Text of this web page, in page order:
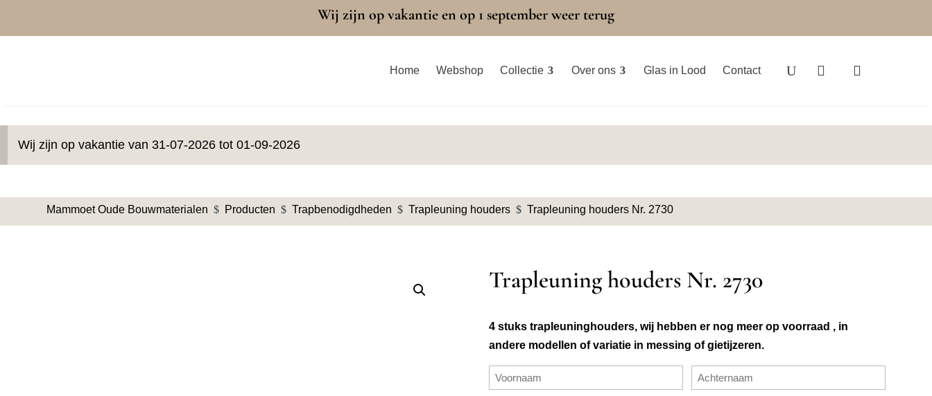
Wij zijn op vakantie en op 1 september weer terug
Home Webshop Collectie Over ons Glas in Lood Contact
Wij zijn op vakantie van 31-07-2026 tot 01-09-2026
Mammoet Oude Bouwmaterialen $ Producten $ Trapbenodigdheden $ Trapleuning houders $ Trapleuning houders Nr. 2730
Trapleuning houders Nr. 2730
4 stuks trapleuninghouders, wij hebben er nog meer op voorraad , in
andere modellen of variatie in messing of gietijzeren.
Naam